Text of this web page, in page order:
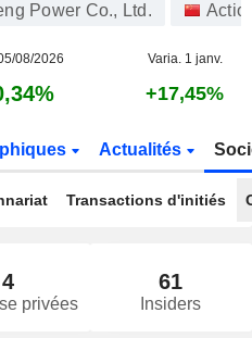
Power Co., Ltd.
08/2026 Varia. 1 janv.
+17,45%
Actualités
Transactions d'initiés
4
privées
61
Insiders